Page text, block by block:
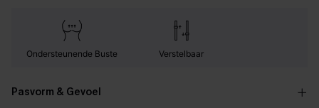
Ondersteunende Buste Verstelbaar
Pasvorm & Gevoel